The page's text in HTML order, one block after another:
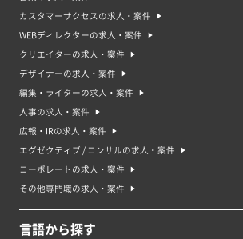
急募の案件・求人には、高い労働強度やストレス面で
た、短期間の契約や非正規雇用の場合、安定した雇用
収入面や将来性を考慮して応募するかどうか、慎重に
急募の案件・求人で求められるスキル
・即戦力として活躍できる能力：業務に迅速に対応し
仕事をこなせることが求められます。
を解決できる能力が必要です。
・コミュニケーション能力：短期間の間にチーム内で
・テクニカルスキル：特定の業務に必要な専門的な知
て、適切に対処できる精神力が必要です。
カスタマーサクセスの求人・案件
WEBディレクターの求人・案件
クリエイターの求人・案件
デザイナーの求人・案件
編集・ライターの求人・案件
人事の求人・案件
広報・IRの求人・案件
エグゼクティブ / コンサルの求人・案件
コーポレートの求人・案件
その他専門職の求人・案件
言語から探す